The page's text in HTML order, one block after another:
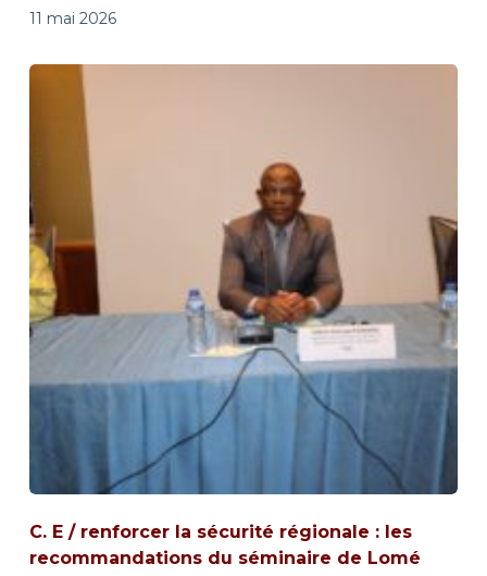
11 mai 2026
C. E / renforcer la sécurité régionale : les
recommandations du séminaire de Lomé